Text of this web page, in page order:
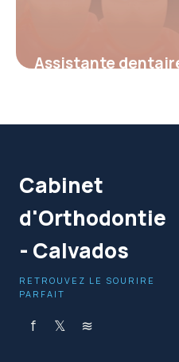
Assistante
Cabinet
d'Orthodontie
- Calvados
RETROUVEZ LE SOURIRE
PARFAIT
f 𝕏 ≋